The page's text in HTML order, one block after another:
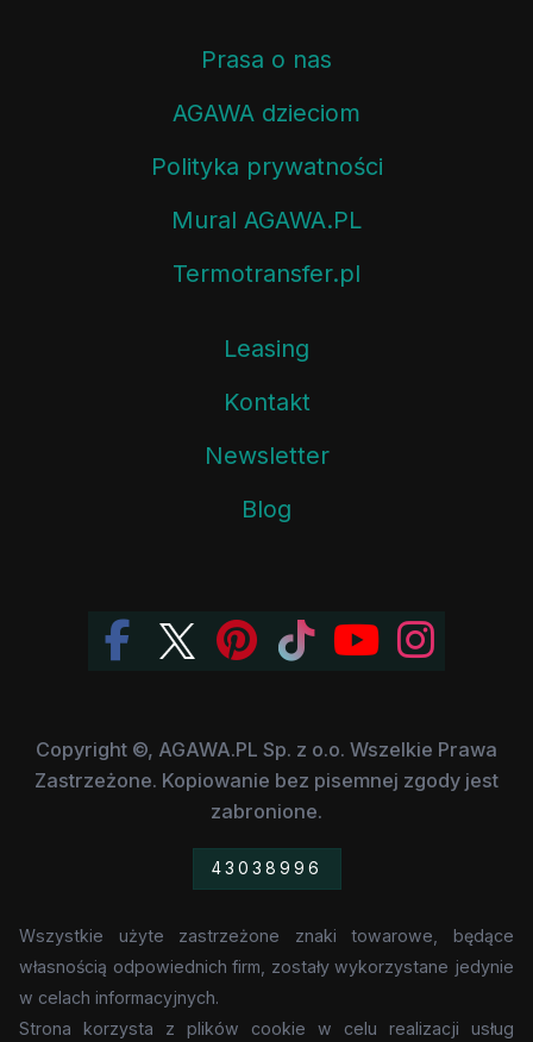
Prasa o nas
AGAWA dzieciom
Polityka prywatności
Mural AGAWA.PL
Termotransfer.pl
Leasing
Kontakt
Newsletter
Blog
Copyright ©, AGAWA.PL Sp. z o.o. Wszelkie Prawa
Zastrzeżone. Kopiowanie bez pisemnej zgody jest
zabronione.
43038996
Wszystkie użyte zastrzeżone znaki towarowe, będące
własnością odpowiednich firm, zostały wykorzystane jedynie
w celach informacyjnych.
Strona korzysta z plików cookie w celu realizacji usług